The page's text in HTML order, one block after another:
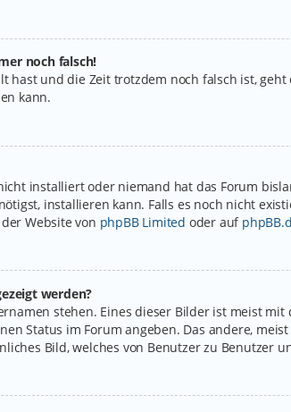
noch falsch!
und die Zeit trotzdem noch falsch ist,
kann.
installiert oder niemand hat das Forum
installieren kann. Falls es noch nicht
Website von phpBB Limited oder auf
werden?
stehen. Eines dieser Bilder ist meist
Status im Forum angeben. Das andere,
Bild, welches von Benutzer zu Benutzer